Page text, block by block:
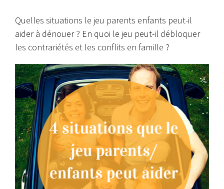
Quelles situations le jeu parents enfants peut-il
aider à dénouer ? En quoi le jeu peut-il débloquer
les contrariétés et les conflits en famille ?